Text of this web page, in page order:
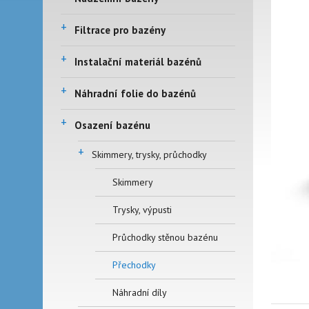
+ Filtrace pro bazény
+ Instalační materiál bazénů
+ Náhradní folie do bazénů
+ Osazení bazénu
+ Skimmery, trysky, průchodky
Skimmery
Trysky, výpusti
Průchodky stěnou bazénu
Přechodky
Náhradní díly